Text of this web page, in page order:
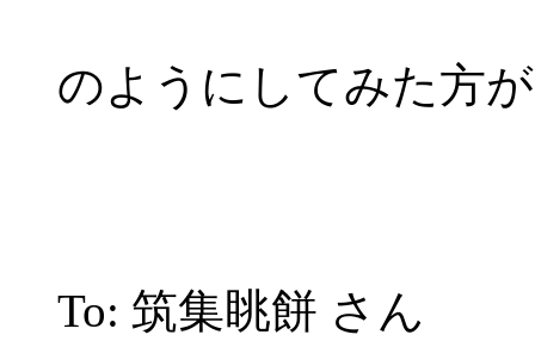
のようにしてみた方
To: 筑集眺餅 さん